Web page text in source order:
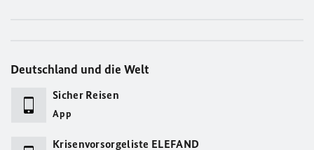
Deutschland und die Welt
Sicher Reisen
App
Krisenvorsorgeliste ELEFAND